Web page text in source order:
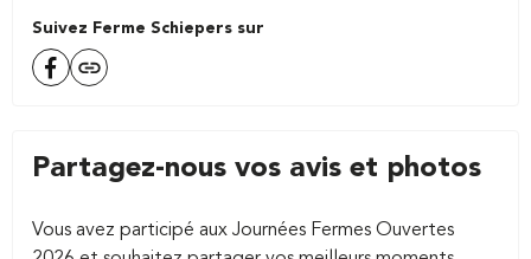
Suivez Ferme Schiepers sur
Partagez-nous vos avis et photos
Vous avez participé aux Journées Fermes Ouvertes